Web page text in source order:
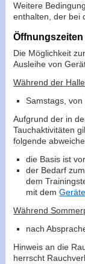
Weitere
enthalten, der bei
Öffnungszeiten
Die Möglichkeit
Ausleihe von
Während der
Samstags,
Aufgrund der in
Tauchaktivitäten
folgende
die Basis ist
der Bedarf
dem
mit dem
Während
nach
Hinweis an die
herrscht